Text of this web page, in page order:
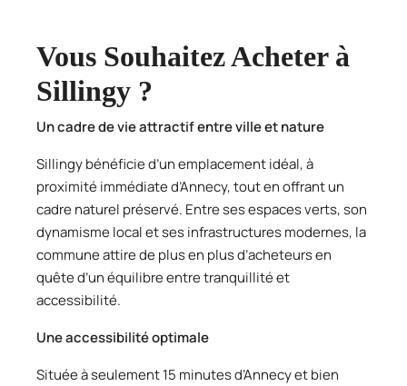
Vous Souhaitez Acheter à
Sillingy ?
Un cadre de vie attractif entre ville et nature
Sillingy bénéficie d’un emplacement idéal, à
proximité immédiate d’Annecy, tout en offrant un
cadre naturel préservé. Entre ses espaces verts, son
dynamisme local et ses infrastructures modernes, la
commune attire de plus en plus d’acheteurs en
quête d’un équilibre entre tranquillité et
accessibilité.
Une accessibilité optimale
Située à seulement 15 minutes d’Annecy et bien